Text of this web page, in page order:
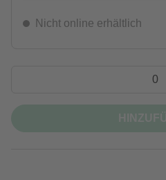
Nicht online erhältlich